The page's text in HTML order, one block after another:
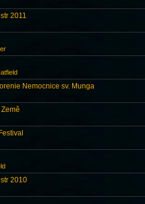
2011
Nemocnice sv. Munga
2010